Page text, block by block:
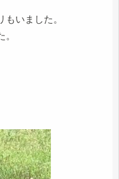
いました。